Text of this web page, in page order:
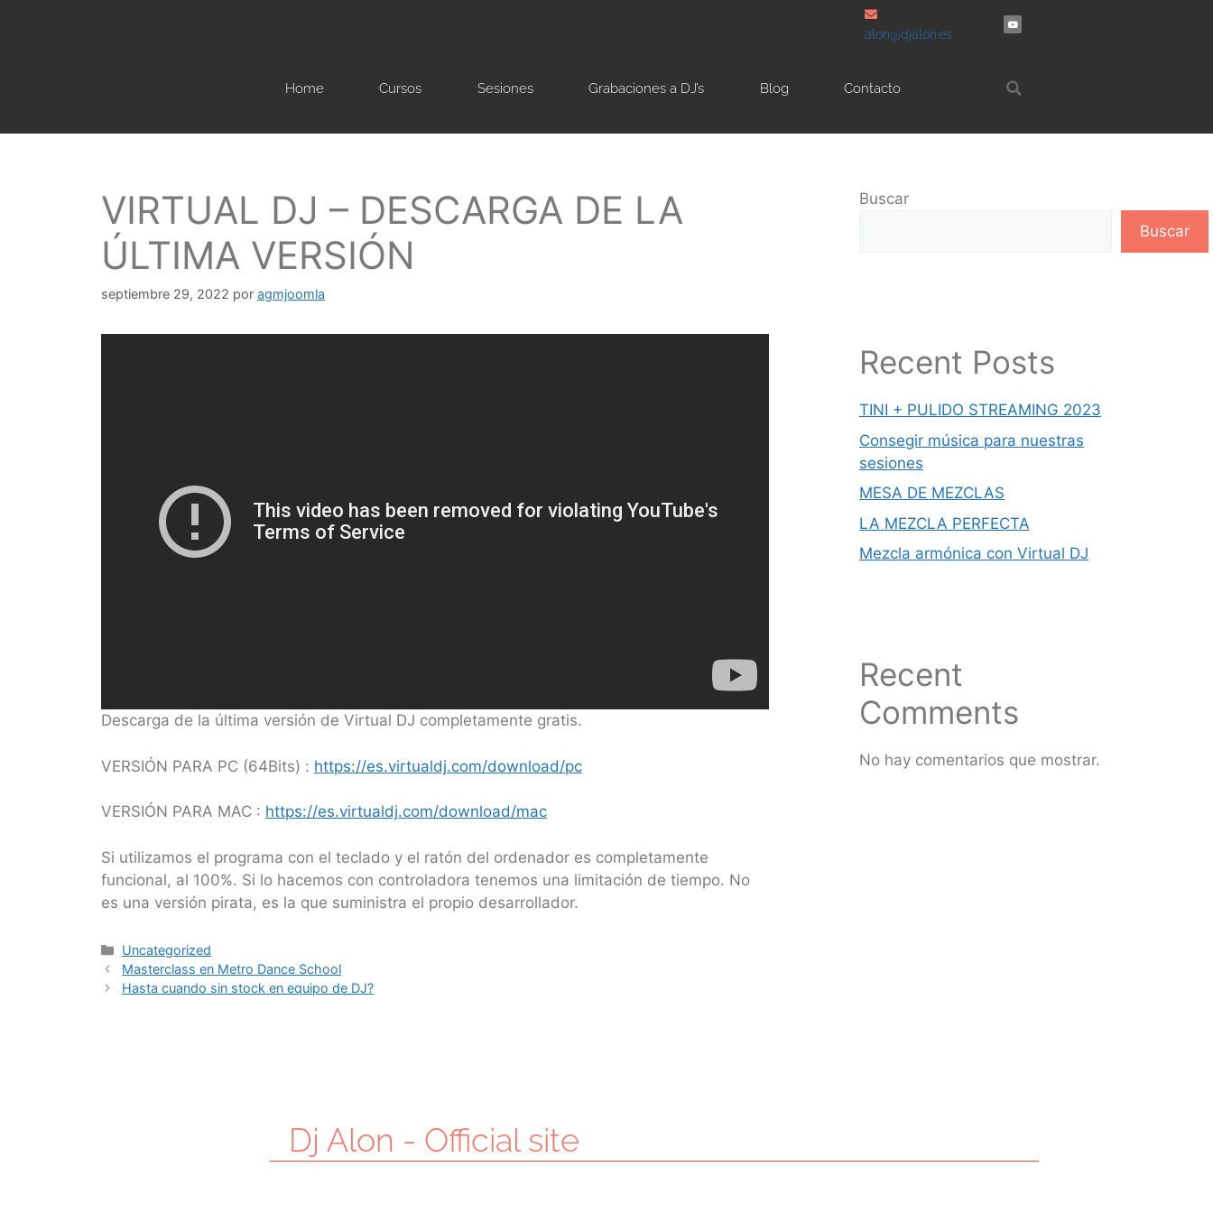
alon@djalon.es
Home Cursos Sesiones Grabaciones a DJ’s Blog Contacto
VIRTUAL DJ – DESCARGA DE LA
ÚLTIMA VERSIÓN
septiembre 29, 2022 por agmjoomla
Descarga de la última versión de Virtual DJ completamente gratis.
VERSIÓN PARA PC (64Bits) : https://es.virtualdj.com/download/pc
VERSIÓN PARA MAC : https://es.virtualdj.com/download/mac
Si utilizamos el programa con el teclado y el ratón del ordenador es completamente
funcional, al 100%. Si lo hacemos con controladora tenemos una limitación de tiempo. No
es una versión pirata, es la que suministra el propio desarrollador.
Uncategorized
Masterclass en Metro Dance School
Hasta cuando sin stock en equipo de DJ?
Buscar
Buscar
Recent Posts
TINI + PULIDO STREAMING 2023
Consegir música para nuestras
sesiones
MESA DE MEZCLAS
LA MEZCLA PERFECTA
Mezcla armónica con Virtual DJ
Recent
Comments
No hay comentarios que mostrar.
Dj Alon - Official site